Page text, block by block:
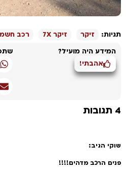
זיקר זיקר 7X
רכב חשמלי
היה מועיל?
אהבתי!
שתפו
הגיב:
הרכב מדהים!!!!